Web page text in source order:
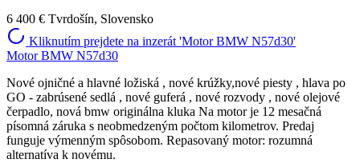
6 400 € Tvrdošín, Slovensko
Kliknutím prejdete na inzerát 'Motor BMW N57d30'
Motor BMW N57d30
Nové ojničné a hlavné ložiská , nové krúžky,nové piesty , hlava po
GO - zabrúsené sedlá , nové guferá , nové rozvody , nové olejové
čerpadlo, nová bmw originálna kluka Na motor je 12 mesačná
písomná záruka s neobmedzeným počtom kilometrov. Predaj
funguje výmenným spôsobom. Repasovaný motor: rozumná
alternatíva k novému.